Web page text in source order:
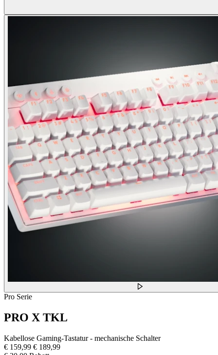
Pro Serie
PRO X TKL
Kabellose Gaming-Tastatur - mechanische Schalter
€ 159,99 € 189,99